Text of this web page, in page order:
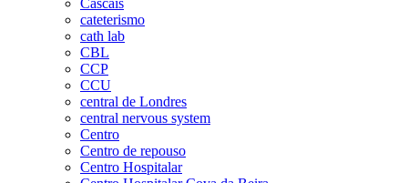
cateterismo
cath lab
CBL
CCP
CCU
central de Londres
central nervous system
Centro
Centro de repouso
Centro Hospitalar